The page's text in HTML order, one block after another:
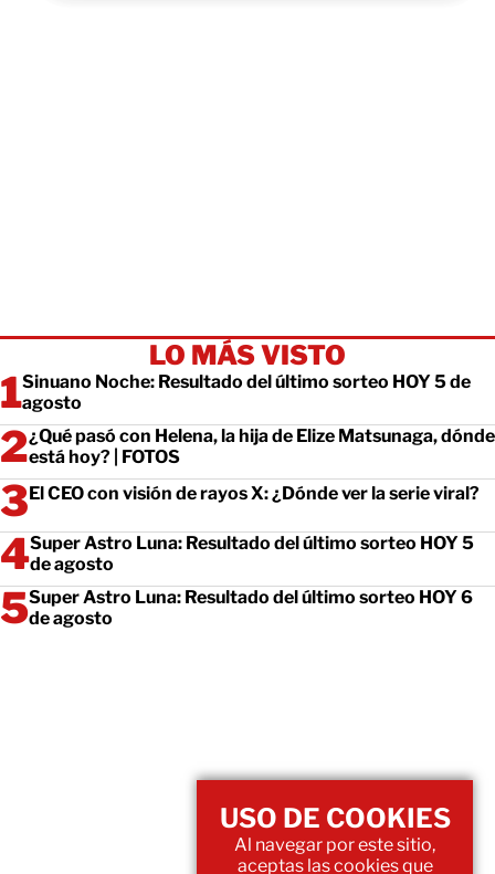
LO MÁS VISTO
Sinuano Noche: Resultado del último sorteo HOY 5 de
agosto
¿Qué pasó con Helena, la hija de Elize Matsunaga, dónde
está hoy? | FOTOS
El CEO con visión de rayos X: ¿Dónde ver la serie viral?
Super Astro Luna: Resultado del último sorteo HOY 5
de agosto
Super Astro Luna: Resultado del último sorteo HOY 6
de agosto
USO DE COOKIES
Al navegar por este sitio,
aceptas las cookies que